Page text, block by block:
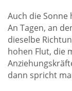
Auch die Sonne
An Tagen, an
dieselbe
hohen Flut, die
dann spricht